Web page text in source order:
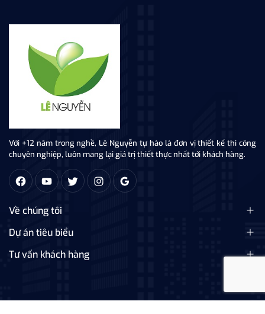
Với +12 năm trong nghề, Lê Nguyễn tự hào là đơn vị thiết kế thi công
chuyên nghiệp, luôn mang lại giá trị thiết thực nhất tới khách hàng.
Về chúng tôi
Dự án tiêu biểu
Tư vấn khách hàng